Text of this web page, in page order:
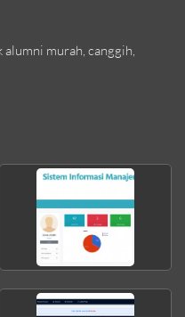
murah, canggih,